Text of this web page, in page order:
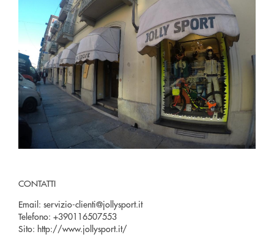
CONTATTI
Email: servizio-clienti@jollysport.it
Telefono: +390116507553
Sito: http://www.jollysport.it/